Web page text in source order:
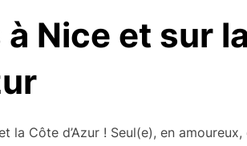
Nice et sur
Côte d’Azur ! Seul(e), en